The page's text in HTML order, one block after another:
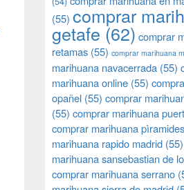
(55) comprar
getafe (62) comprar
retamas (55) comprar marihuana
marihuana navacerrada (55)
marihuana online (55)
opañel (55) comprar
(55) comprar marihuana
comprar marihuana pìramides
marihuana rapido madrid (55)
marihuana sansebastian de
comprar marihuana serrano